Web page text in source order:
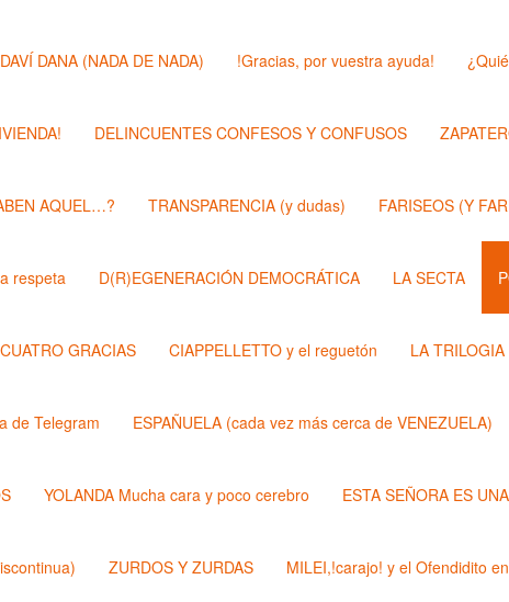
DANA (NADA DE NADA) !Gracias, por vuestra ayuda!
DELINCUENTES CONFESOS Y CONFUSOS
AQUEL…? TRANSPARENCIA (y dudas) FARISEOS (Y
respeta D(R)EGENERACIÓN DEMOCRÁTICA LA SECTA
GRACIAS CIAPPELLETTO y el reguetón LA
de Telegram ESPAÑUELA (cada vez más cerca de VENEZUELA)
YOLANDA Mucha cara y poco cerebro ESTA SEÑORA ES
ZURDOS Y ZURDAS MILEI,!carajo! y el Ofendidito